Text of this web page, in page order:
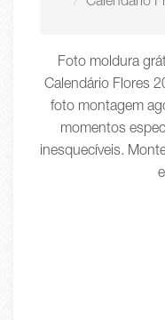
Foto moldura
Calendário Flores
foto montagem
momentos
inesquecíveis.